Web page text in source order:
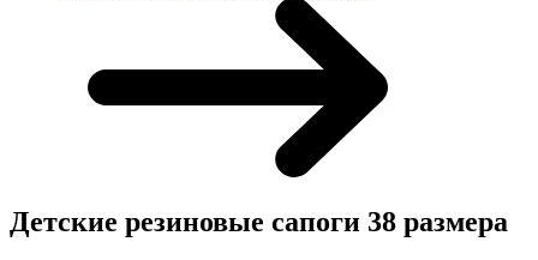
Детские резиновые сапоги 38 размера